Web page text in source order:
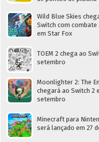
Wild Blue Skies
Switch com
em Star Fox
TOEM 2 chega ao
setembro
Moonlighter 2: The
chegará ao Switch 2
setembro
Minecraft para
será lançado em 27